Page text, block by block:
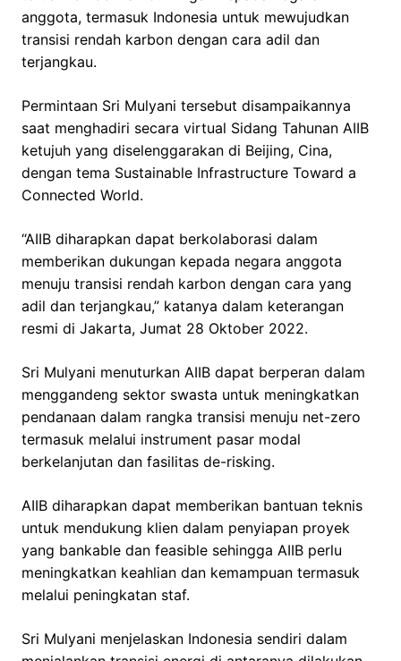
anggota, termasuk Indonesia untuk mewujudkan
transisi rendah karbon dengan cara adil dan
terjangkau.
Permintaan Sri Mulyani tersebut disampaikannya
saat menghadiri secara virtual Sidang Tahunan AIIB
ketujuh yang diselenggarakan di Beijing, Cina,
dengan tema Sustainable Infrastructure Toward a
Connected World.
“AIIB diharapkan dapat berkolaborasi dalam
memberikan dukungan kepada negara anggota
menuju transisi rendah karbon dengan cara yang
adil dan terjangkau,” katanya dalam keterangan
resmi di Jakarta, Jumat 28 Oktober 2022.
Sri Mulyani menuturkan AIIB dapat berperan dalam
menggandeng sektor swasta untuk meningkatkan
pendanaan dalam rangka transisi menuju net-zero
termasuk melalui instrument pasar modal
berkelanjutan dan fasilitas de-risking.
AIIB diharapkan dapat memberikan bantuan teknis
untuk mendukung klien dalam penyiapan proyek
yang bankable dan feasible sehingga AIIB perlu
meningkatkan keahlian dan kemampuan termasuk
melalui peningkatan staf.
Sri Mulyani menjelaskan Indonesia sendiri dalam